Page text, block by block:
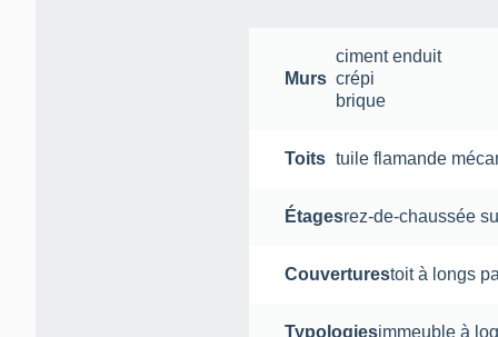
Murs
ciment enduit
crépi
brique
Toits tuile flamande
Étagesrez-de-chaussée
Couverturestoit à longs
Typologiesimmeuble à